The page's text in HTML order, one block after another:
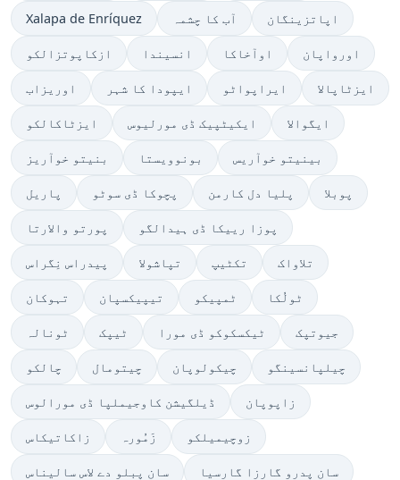
Xalapa de Enríquez آب کا چشمہ اپاتزینگان
ازکاپوتزالکو انسیندا اوآخاکا اورواپان
اوریزاب ایپودا کا شہر ایراپواٹو ایزٹاپالا
ایزٹاکالکو ایکیٹپیک ڈی مورلیوس ایگوالا
بنیتو خوآریز بونوویستا بینیتو خوآریس
پاریل پچوکا ڈی سوٹو پلیا دل کارمن پوبلا
پورتو والارتا پوزا رییکا ڈی ہیدالگو
پیدراس نِگراس تپاشولا تکٹیپ تلاواک
تہوکان تیپیکسپان ٹمپیکو ٹولُکا
ٹونالہ ٹیپک ٹیکسکوکو ڈی مورا جیوتپک
چالکو چیتومال چیکولوپان چیلپانسینگو
ڈیلگیشن کاوجیملپا ڈی مورالوس زاپوپان
زاکاتیکاس زَمُورہ زوچیمیلکو
سان پبلو دے لاس سالیناس سان پدرو گارزا گارسیا